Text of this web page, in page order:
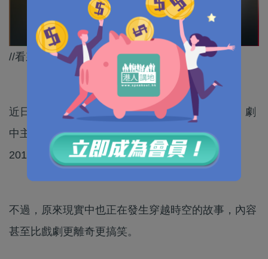
//看來，香港也需要一個馬斯克！//
近日，TVB熱播的一套懸疑劇《太陽星辰》很火，劇
中主角、飾演幹探的陳偉霆由1993年穿越時空到
2018年追兇，中間少不了因時代改變引發的笑料。
不過，原來現實中也正在發生穿越時空的故事，內容
甚至比戲劇更離奇更搞笑。